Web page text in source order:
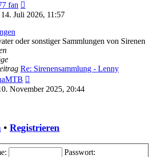
fan
Beitrag
Juli 2026, 11:57
oder sonstiger Sammlungen von Sirenen
Re: Sirenensammlung - Lenny
Beitrag
November 2025, 20:44
• Registrieren
Passwort: